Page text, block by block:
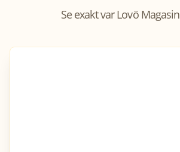
Se exakt varLovö Magasin